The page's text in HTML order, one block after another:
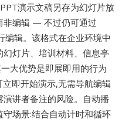
演示文稿另存为幻灯片放
非编辑 — 不过仍可通过
辑。该格式在企业环境中
灯片、培训材料、信息亭
大优势是即展即用的行为
即开始演示,无需导航编辑
讲者备注的风险。自动播
场景:结合自动计时和循环